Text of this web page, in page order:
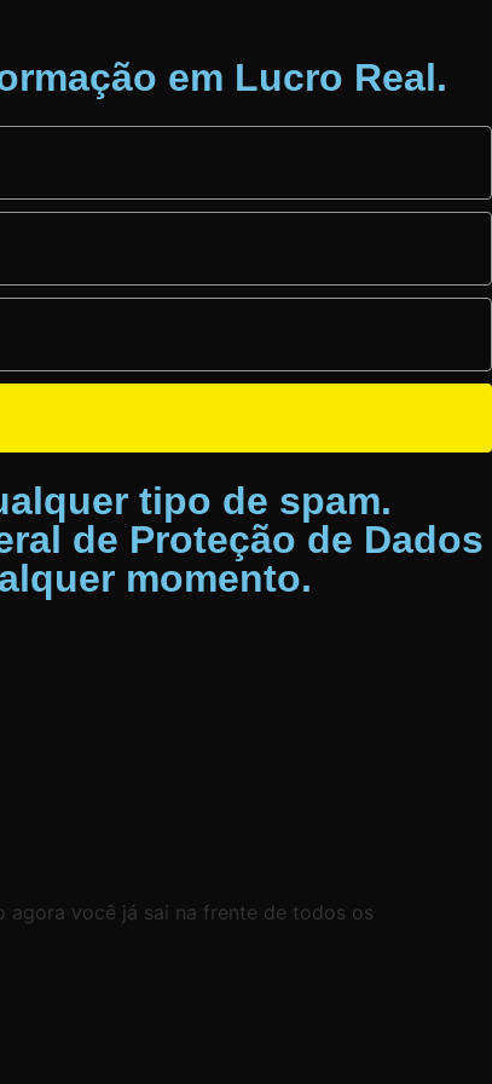
em Lucro Real.
tipo de spam.
de Proteção de Dados
momento.
agora você já sai na frente de todos os